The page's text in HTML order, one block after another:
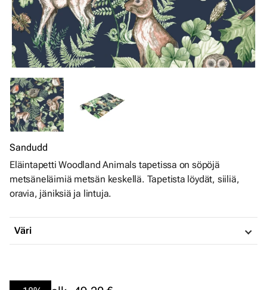
Sandudd
Eläintapetti Woodland Animals tapetissa on söpöjä
metsäneläimiä metsän keskellä. Tapetista löydät, siiliä,
oravia, jäniksiä ja lintuja.
Väri